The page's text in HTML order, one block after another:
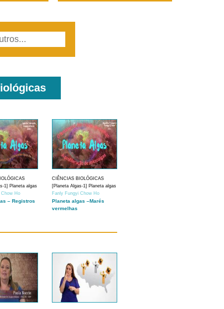
1] Planeta algas
Chow Ho
– Registros
CIÊNCIAS BIOLÓGICAS
[Planeta Algas-1] Planeta algas
Fanly Fungyi Chow Ho
Planeta algas –Marés
vermelhas